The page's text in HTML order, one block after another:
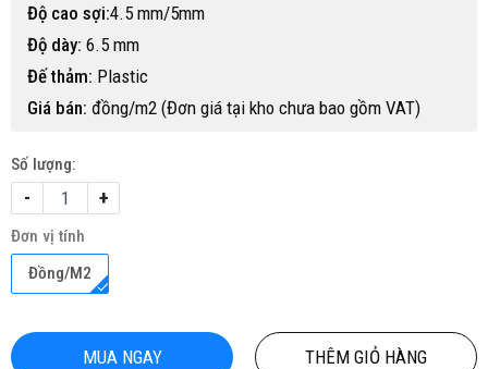
Độ cao sợi:4.5 mm/5mm
Độ dày: 6.5 mm
Đế thảm: Plastic
Giá bán: đồng/m2 (Đơn giá tại kho chưa bao gồm VAT)
Số lượng:
- +
Đơn vị tính
Đồng/M2
MUA NGAY THÊM GIỎ HÀNG